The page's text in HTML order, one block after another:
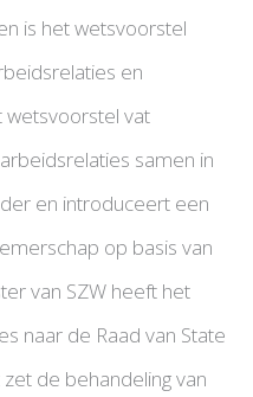
is het wetsvoorstel
en
wetsvoorstel vat
samen in
en introduceert een
op basis van
van SZW heeft het
naar de Raad van State
de behandeling van